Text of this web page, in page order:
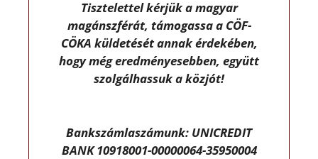
Tisztelettel kérjük a magyar
magánszférát, támogassa a CÖF-
CÖKA küldetését annak érdekében,
hogy még eredményesebben, együtt
szolgálhassuk a közjót!
Bankszámlaszámunk: UNICREDIT
BANK 10918001-00000064-35950004